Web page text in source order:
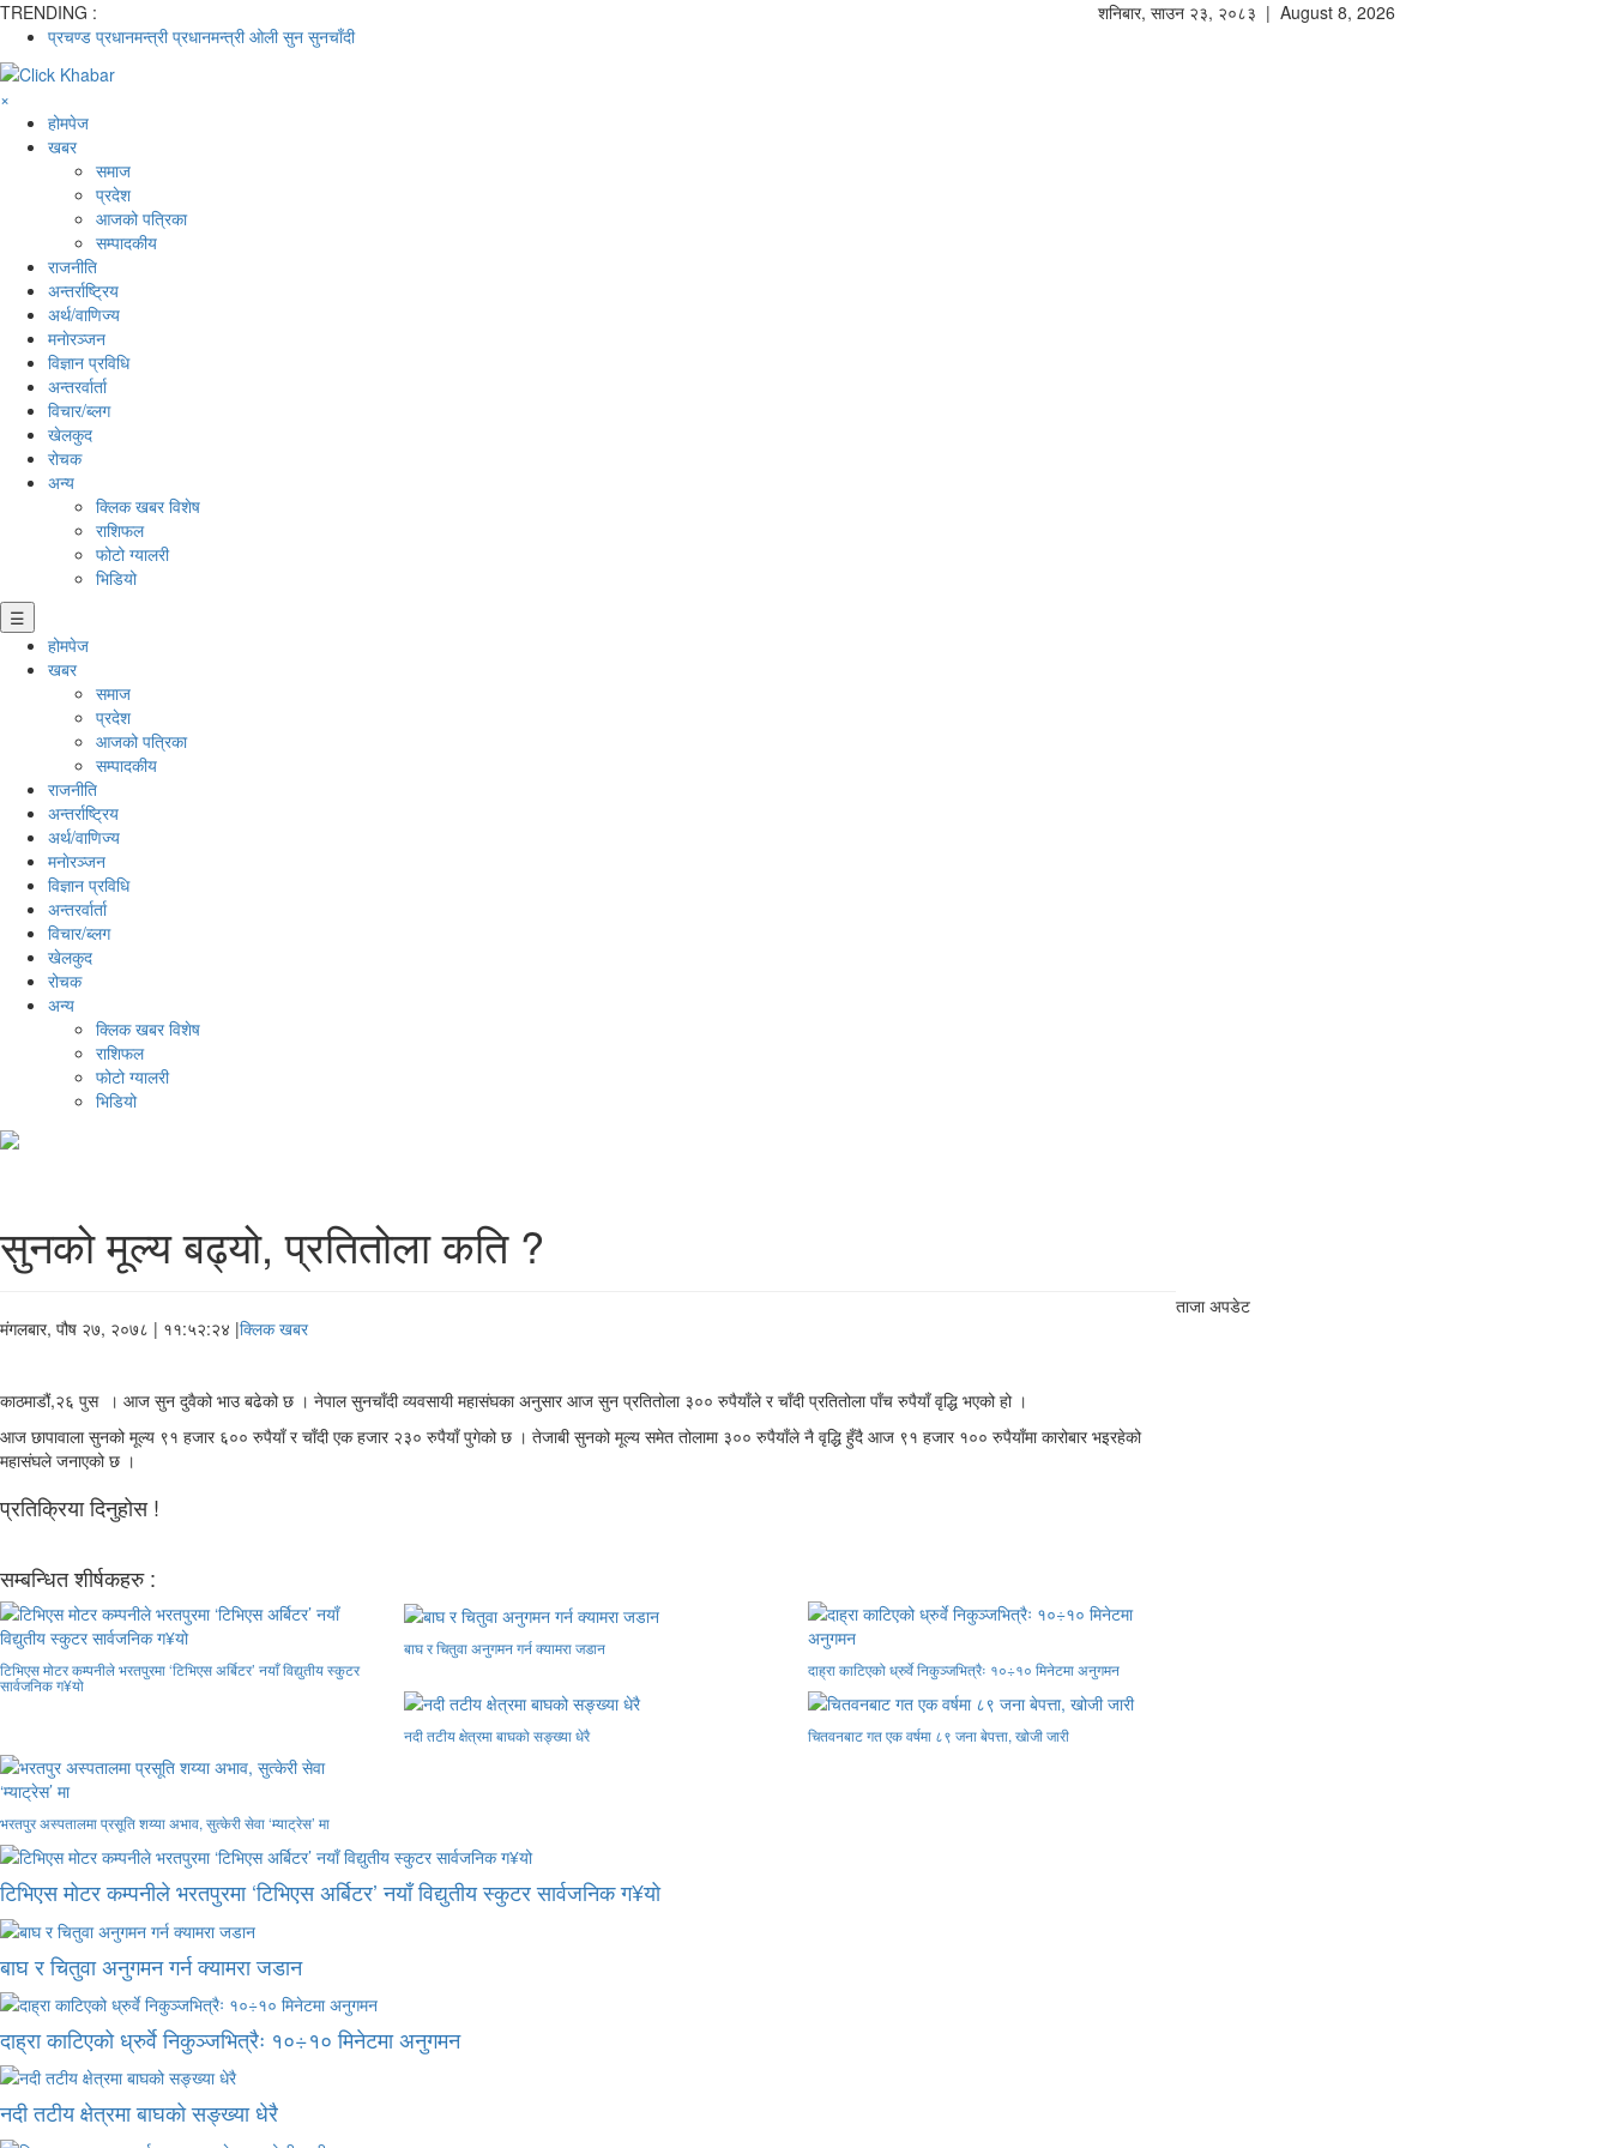
TRENDING :
प्रचण्ड प्रधानमन्त्री प्रधानमन्त्री ओली सुन सुनचाँदी
शनिबार, साउन २३, २०८३ | August 8, 2026
×
होमपेज
खबर
समाज
प्रदेश
आजको पत्रिका
सम्पादकीय
राजनीति
अन्तर्राष्ट्रिय
अर्थ/वाणिज्य
मनाेरञ्जन
विज्ञान प्रविधि
अन्तरर्वार्ता
विचार/ब्लग
खेलकुद
रोचक
अन्य
क्लिक खबर विशेष
राशिफल
फोटो ग्यालरी
भिडियो
☰
होमपेज
खबर
समाज
प्रदेश
आजको पत्रिका
सम्पादकीय
राजनीति
अन्तर्राष्ट्रिय
अर्थ/वाणिज्य
मनाेरञ्जन
विज्ञान प्रविधि
अन्तरर्वार्ता
विचार/ब्लग
खेलकुद
रोचक
अन्य
क्लिक खबर विशेष
राशिफल
फोटो ग्यालरी
भिडियो
सुनको मूल्य बढ्यो, प्रतितोला कति ?
मंगलबार, पौष २७, २०७८ | ११:५२:२४ |क्लिक खबर
काठमाडौं,२६ पुस । आज सुन दुवैको भाउ बढेको छ । नेपाल सुनचाँदी व्यवसायी महासंघका अनुसार आज सुन प्रतितोला ३०० रुपैयाँले र चाँदी प्रतितोला पाँच रुपैयाँ वृद्धि भएको हो ।
आज छापावाला सुनको मूल्य ९१ हजार ६०० रुपैयाँ र चाँदी एक हजार २३० रुपैयाँ पुगेको छ । तेजाबी सुनको मूल्य समेत तोलामा ३०० रुपैयाँले नै वृद्धि हुँदै आज ९१ हजार १०० रुपैयाँमा कारोबार भइरहेको
महासंघले जनाएको छ ।
प्रतिक्रिया दिनुहोस !
सम्बन्धित शीर्षकहरु :
टिभिएस मोटर कम्पनीले भरतपुरमा ‘टिभिएस अर्बिटर’ नयाँ विद्युतीय स्कुटर
सार्वजनिक ग¥यो
बाघ र चितुवा अनुगमन गर्न क्यामरा जडान
दाह्रा काटिएको ध्रुर्वे निकुञ्जभित्रैः १०÷१० मिनेटमा अनुगमन
नदी तटीय क्षेत्रमा बाघको सङ्ख्या धेरै चितवनबाट गत एक वर्षमा ८९ जना बेपत्ता, खोजी जारी
भरतपुर अस्पतालमा प्रसूति शय्या अभाव, सुत्केरी सेवा ‘म्याट्रेस’ मा
ताजा अपडेट
टिभिएस मोटर कम्पनीले भरतपुरमा ‘टिभिएस अर्बिटर’ नयाँ विद्युतीय स्कुटर सार्वजनिक ग¥यो
बाघ र चितुवा अनुगमन गर्न क्यामरा जडान
दाह्रा काटिएको ध्रुर्वे निकुञ्जभित्रैः १०÷१० मिनेटमा अनुगमन
नदी तटीय क्षेत्रमा बाघको सङ्ख्या धेरै